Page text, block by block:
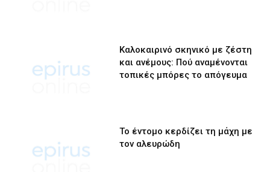
Καλοκαιρινό σκηνικό με ζέστη
και ανέμους: Πού αναμένονται
τοπικές μπόρες το απόγευμα
Το έντομο κερδίζει τη μάχη με
τον αλευρώδη